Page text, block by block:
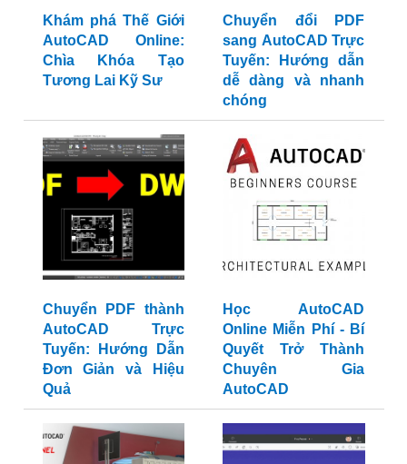
Khám phá Thế Giới
AutoCAD Online:
Chìa Khóa Tạo
Tương Lai Kỹ Sư
Chuyển đổi PDF
sang AutoCAD Trực
Tuyến: Hướng dẫn
dễ dàng và nhanh
chóng
Chuyển PDF thành
AutoCAD Trực
Tuyến: Hướng Dẫn
Đơn Giản và Hiệu
Quả
Học AutoCAD
Online Miễn Phí - Bí
Quyết Trở Thành
Chuyên Gia
AutoCAD